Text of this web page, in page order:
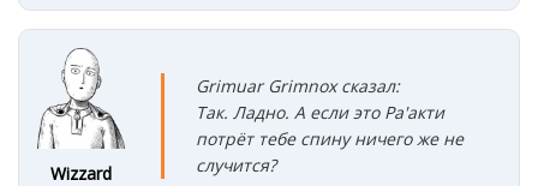
Wizzard
Grimuar Grimnox сказал:
Так. Ладно. А если это Ра'акти
потрёт тебе спинуничего же не
случится?